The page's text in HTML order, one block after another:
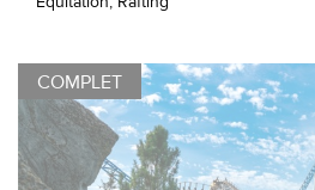
COMPLET